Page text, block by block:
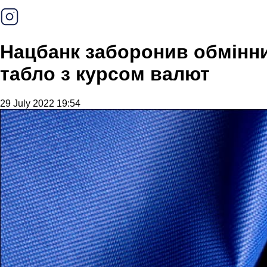
Нацбанк заборонив
табло з курсом валют
29 July 2022 19:54